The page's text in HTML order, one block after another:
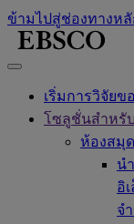
ข้ามไปสู่ช่องทางหลั
เริ่มการวิจัย
โซลูชั่นสำหรับ
ห้องสมุ
น
อิ
จ